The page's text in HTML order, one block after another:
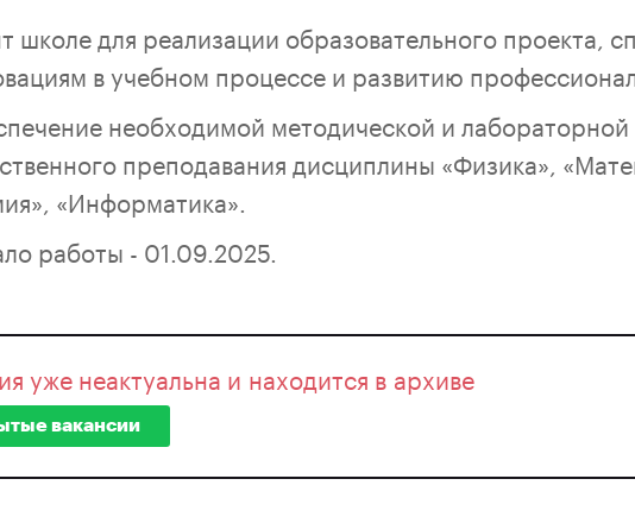
школе для реализации образовательного проекта,
в учебном процессе и развитию
необходимой методической и лабораторной
преподавания дисциплины «Физика»,
«Информатика».
работы - 01.09.2025.
уже неактуальна и находится в архиве
вакансии